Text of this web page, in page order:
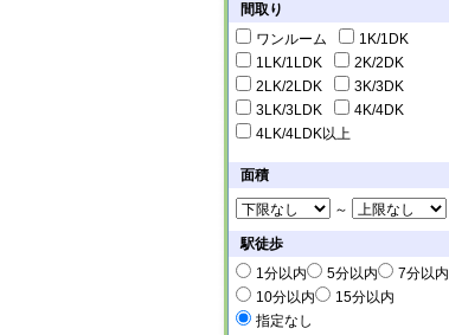
間取り
ワンルーム
1K/1DK
1LK/1LDK
2K/2DK
2LK/2LDK
3K/3DK
3LK/3LDK
4K/4DK
4LK/4LDK以上
面積
～
駅徒歩
1分以内
5分以内
7分以内
10分以内
15分以内
指定なし